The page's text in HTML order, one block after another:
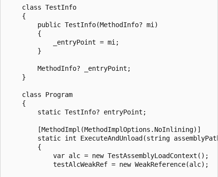
    class TestInfo
    {
        public TestInfo(MethodInfo? mi)
        {
            _entryPoint = mi;
        }
        MethodInfo? _entryPoint;
    }
    class Program
    {
        static TestInfo? entryPoint;
        [MethodImpl(MethodImplOptions.NoInlining)]
static int ExecuteAndUnload(string
        {
            var alc = new TestAssemblyLoadContext();
            testAlcWeakRef = new WeakReference(alc);